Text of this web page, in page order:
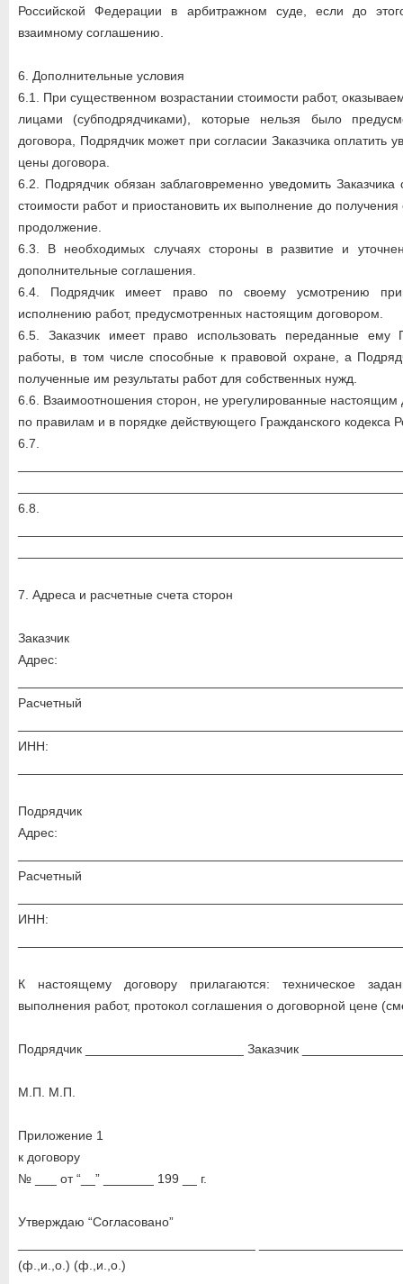
Российской Федерации в арбитражном суде, если до
взаимному соглашению.
6. Дополнительные условия
6.1. При существенном возрастании стоимости работ,
лицами (субподрядчиками), которые нельзя было
договора, Подрядчик может при согласии Заказчика оплатить
цены договора.
6.2. Подрядчик обязан заблаговременно уведомить
стоимости работ и приостановить их выполнение до получения
продолжение.
6.3. В необходимых случаях стороны в развитие и
дополнительные соглашения.
6.4. Подрядчик имеет право по своему усмотрению
исполнению работ, предусмотренных настоящим договором.
6.5. Заказчик имеет право использовать переданные ему
работы, в том числе способные к правовой охране, а
полученные им результаты работ для собственных нужд.
6.6. Взаимоотношения сторон, не урегулированные настоящим
по правилам и в порядке действующего Гражданского кодекса
6.7.
6.8.
7. Адреса и расчетные счета сторон
Заказчик
Адрес:
Расчетный
ИНН:
Подрядчик
Адрес:
Расчетный
ИНН:
К настоящему договору прилагаются: техническое
выполнения работ, протокол соглашения о договорной цене
Подрядчик ______________________ Заказчик
М.П. М.П.
Приложение 1
к договору
№ ___ от “__” _______ 199 __ г.
Утверждаю “Согласовано”
(ф.,и.,о.) (ф.,и.,о.)